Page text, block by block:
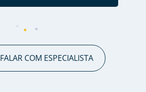
FALAR COM ESPECIALISTA